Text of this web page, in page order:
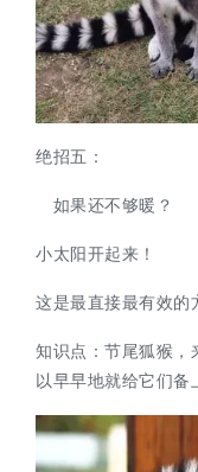
绝招五：
如果还不够暖？
小太阳开起来！
这是最直接最有效的
知识点： 节尾狐猴，
以早早地就给它们备